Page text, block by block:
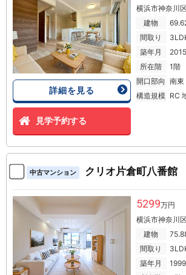
詳細を見る
見学予約する
横浜市神奈川
建物
間取り
築年月
所在階
1階
開口部向 南東
構造規模 RC
中古マンション クリオ片倉町八番館
5299万円
横浜市神奈川
建物
間取り
築年月